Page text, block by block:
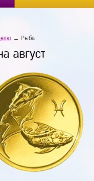
→ Рыба
август